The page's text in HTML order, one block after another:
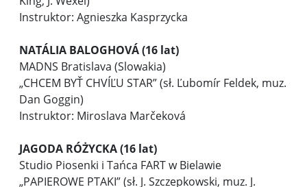
Instruktor: Agnieszka Kasprzycka
NATÁLIA BALOGHOVÁ (16 lat)
MADNS Bratislava (Slowakia)
„CHCEM BYŤ CHVÍĽU STAR” (sł. Ľubomír Feldek, muz.
Dan Goggin)
Instruktor: Miroslava Marčeková
JAGODA RÓŻYCKA (16 lat)
Studio Piosenki i Tańca FART w Bielawie
„PAPIEROWE PTAKI” (sł. J. Szczepkowski, muz. J.